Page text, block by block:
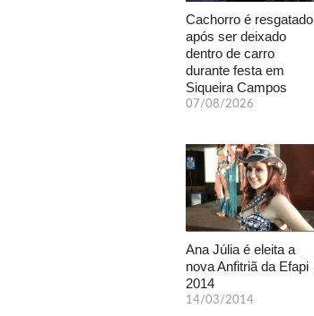
Cachorro é resgatado
após ser deixado
dentro de carro
durante festa em
Siqueira Campos
07/08/2026
Ana Júlia é eleita a
nova Anfitriã da Efapi
2014
14/03/2014